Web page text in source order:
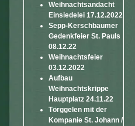
Weihnachtsandacht
Einsiedelei 17.12.2022
Sepp-Kerschbaumer
Gedenkfeier St. Pauls
08.12.22
Weihnachtsfeier
03.12.2022
Aufbau
Weihnachtskrippe
Hauptplatz 24.11.22
Törggelen mit der
Kompanie St. Johann /